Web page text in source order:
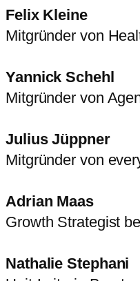
Felix Kleine
Mitgründer von
Yannick Schehl
Mitgründer von
Julius Jüppner
Mitgründer von
Adrian Maas
Growth Strategist
Nathalie Stephani